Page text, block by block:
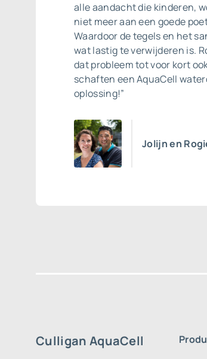
alle aandacht die kinderen,
niet meer aan een goede
Waardoor de tegels en het
wat lastig te verwijderen is.
dat probleem tot voor kort
schaften een AquaCell
oplossing!”
Jolijn en
Culligan AquaCell